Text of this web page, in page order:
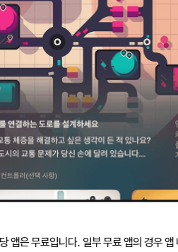
은 무료입니다. 일부 무료 앱의 경우 앱